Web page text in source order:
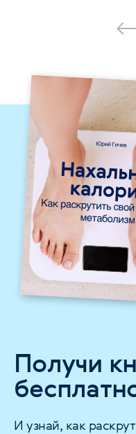
Получи
И узнай, как